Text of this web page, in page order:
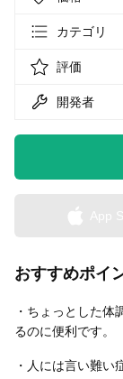
LINE無料ス
無料猫ミ
カテゴリ
評価
開発者
おすすめポイ
・ちょっとした
るのに便利です。
・人には言い難い